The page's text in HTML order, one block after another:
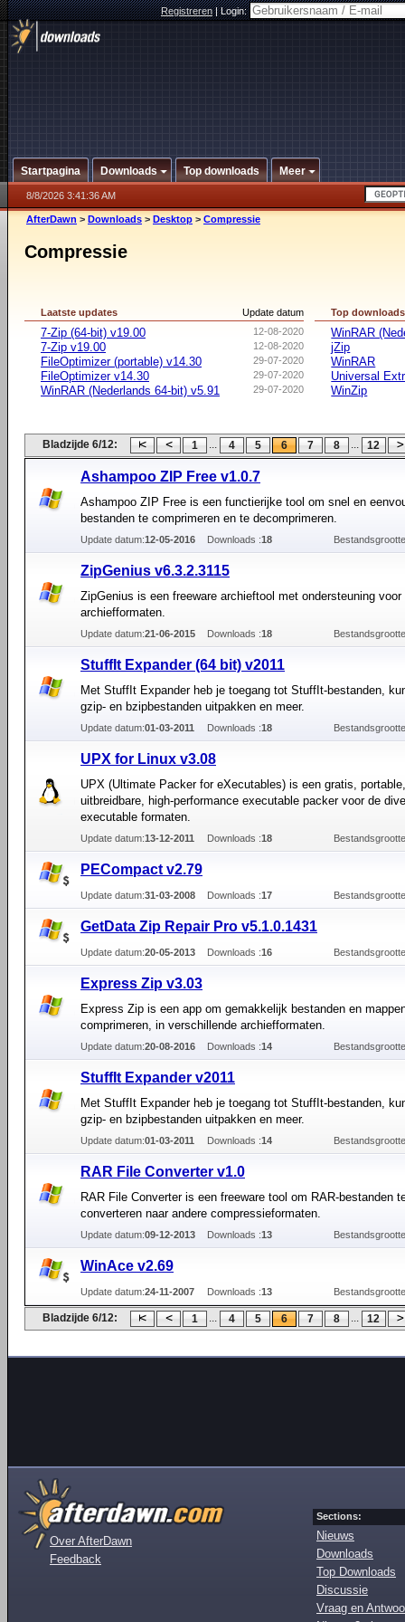
Registreren|Login:
Startpagina Downloads Top downloads Meer
8/8/2026 3:41:36 AM
AfterDawn > Downloads > Desktop > Compressie
Compressie
Update datum
Laatste updates
12-08-2020
7-Zip (64-bit) v19.00
12-08-2020
7-Zip v19.00
29-07-2020
FileOptimizer (portable) v14.30
29-07-2020
FileOptimizer v14.30
29-07-2020
WinRAR (Nederlands 64-bit) v5.91
Top downloads
WinRAR
jZip
WinRAR
Universal
WinZip
Bladzijde 6/12: 1 ... 4 5 6 7 8 ... 12
Ashampoo ZIP Free v1.0.7
Ashampoo ZIP Free is een functierijke tool om snel en
bestanden te comprimeren en te decomprimeren.
Update datum:12-05-2016 Downloads :18
ZipGenius v6.3.2.3115
ZipGenius is een freeware archieftool met ondersteuning voor
archiefformaten.
Update datum:21-06-2015 Downloads :18
StuffIt Expander (64 bit) v2011
Met StuffIt Expander heb je toegang tot StuffIt-bestanden,
gzip- en bzipbestanden uitpakken en meer.
Update datum:01-03-2011 Downloads :18
UPX for Linux v3.08
UPX (Ultimate Packer for eXecutables) is een gratis, portable,
uitbreidbare, high-performance executable packer voor de
executable formaten.
Update datum:13-12-2011 Downloads :18
PECompact v2.79
Update datum:31-03-2008 Downloads :17
GetData Zip Repair Pro v5.1.0.1431
Update datum:20-05-2013 Downloads :16
Express Zip v3.03
Express Zip is een app om gemakkelijk bestanden en
comprimeren, in verschillende archiefformaten.
Update datum:20-08-2016 Downloads :14
StuffIt Expander v2011
Met StuffIt Expander heb je toegang tot StuffIt-bestanden,
gzip- en bzipbestanden uitpakken en meer.
Update datum:01-03-2011 Downloads :14
RAR File Converter v1.0
RAR File Converter is een freeware tool om RAR-bestanden
converteren naar andere compressieformaten.
Update datum:09-12-2013 Downloads :13
WinAce v2.69
Update datum:24-11-2007 Downloads :13
Bladzijde 6/12: 1 ... 4 5 6 7 8 ... 12
Over AfterDawn
Feedback
Sections:
Nieuws
Downloads
Top Downloads
Discussie
Vraag en